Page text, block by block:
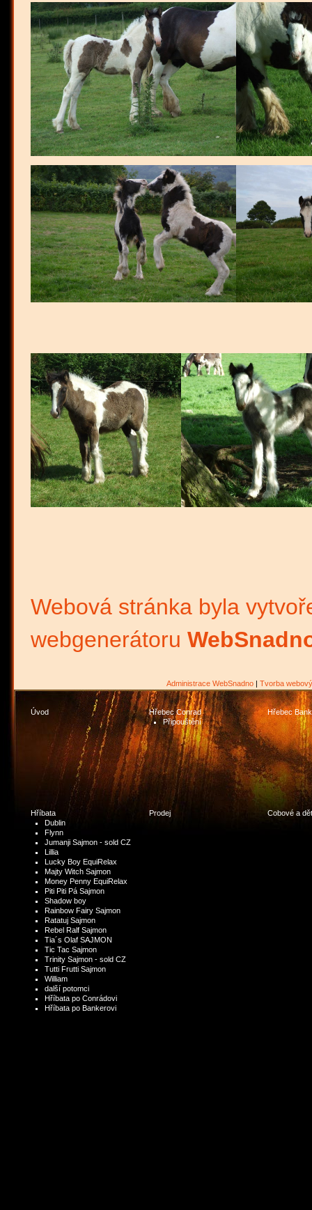
Webová stránka byla
webgenerátoru
Administrace WebSnadno| Tvorba
Úvod
Hřebec Conrad
Připouštění
Hřebec
Hříbata
Dublin
Flynn
Jumanji Sajmon - sold CZ
Lillia
Lucky Boy EquiRelax
Majty Witch Sajmon
Money Penny EquiRelax
Piti Piti Pá Sajmon
Shadow boy
Rainbow Fairy Sajmon
Ratatuj Sajmon
Rebel Ralf Sajmon
Tia´s Olaf SAJMON
Tic Tac Sajmon
Trinity Sajmon - sold CZ
Tutti Frutti Sajmon
William
další potomci
Hříbata po Conrádovi
Hříbata po Bankerovi
Prodej Cobové a